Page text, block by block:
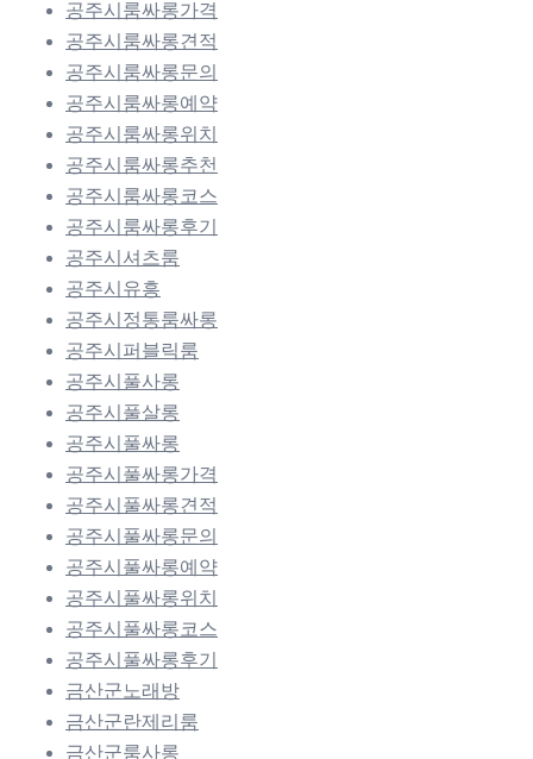
공주시룸싸롱가격
공주시룸싸롱견적
공주시룸싸롱문의
공주시룸싸롱예약
공주시룸싸롱위치
공주시룸싸롱추천
공주시룸싸롱코스
공주시룸싸롱후기
공주시셔츠룸
공주시유흥
공주시정통룸싸롱
공주시퍼블릭룸
공주시풀사롱
공주시풀살롱
공주시풀싸롱
공주시풀싸롱가격
공주시풀싸롱견적
공주시풀싸롱문의
공주시풀싸롱예약
공주시풀싸롱위치
공주시풀싸롱코스
공주시풀싸롱후기
금산군노래방
금산군란제리룸
금산군룸사롱